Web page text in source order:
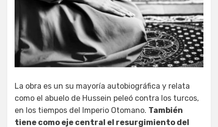
La obra es un su mayoría autobiográfica y relata
como el abuelo de Hussein peleó contra los turcos,
en los tiempos del Imperio Otomano. También
tiene como eje central el resurgimiento del